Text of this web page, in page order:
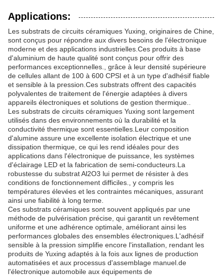
Applications:
Les substrats de circuits céramiques Yuxing, originaires de Chine,
sont conçus pour répondre aux divers besoins de l'électronique
moderne et des applications industrielles.Ces produits à base
d'aluminium de haute qualité sont conçus pour offrir des
performances exceptionnelles., grâce à leur densité supérieure
de cellules allant de 100 à 600 CPSI et à un type d'adhésif fiable
et sensible à la pression.Ces substrats offrent des capacités
polyvalentes de traitement de l'énergie adaptées à divers
appareils électroniques et solutions de gestion thermique..
Les substrats de circuits céramiques Yuxing sont largement
utilisés dans des environnements où la durabilité et la
conductivité thermique sont essentielles.Leur composition
d'alumine assure une excellente isolation électrique et une
dissipation thermique, ce qui les rend idéales pour des
applications dans l'électronique de puissance, les systèmes
d'éclairage LED et la fabrication de semi-conducteurs.La
robustesse du substrat Al2O3 lui permet de résister à des
conditions de fonctionnement difficiles., y compris les
températures élevées et les contraintes mécaniques, assurant
ainsi une fiabilité à long terme.
Ces substrats céramiques sont souvent appliqués par une
méthode de pulvérisation précise, qui garantit un revêtement
uniforme et une adhérence optimale, améliorant ainsi les
performances globales des ensembles électroniques.L'adhésif
sensible à la pression simplifie encore l'installation, rendant les
produits de Yuxing adaptés à la fois aux lignes de production
automatisées et aux processus d'assemblage manuel.de
l'électronique automobile aux équipements de